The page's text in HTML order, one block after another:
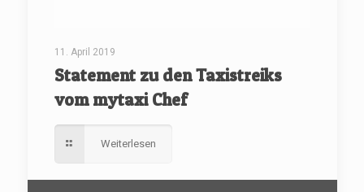
11. April 2019
Statement zu den Taxistreiks
vom mytaxi Chef
Weiterlesen